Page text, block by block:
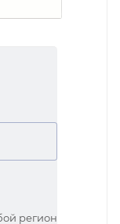
регион